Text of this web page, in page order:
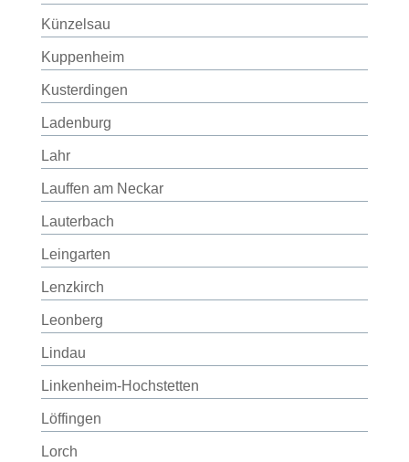
Künzelsau
Kuppenheim
Kusterdingen
Ladenburg
Lahr
Lauffen am Neckar
Lauterbach
Leingarten
Lenzkirch
Leonberg
Lindau
Linkenheim-Hochstetten
Löffingen
Lorch